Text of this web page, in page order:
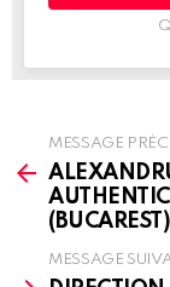
more
MESSAGE
(BUCAREST)
MESSAGE